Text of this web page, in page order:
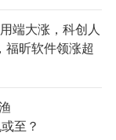
端大涨，科创人
福昕软件领涨超
至？